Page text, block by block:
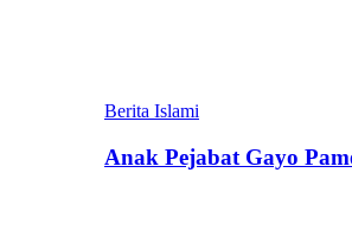
Berita Islami
Anak Pejabat Gayo